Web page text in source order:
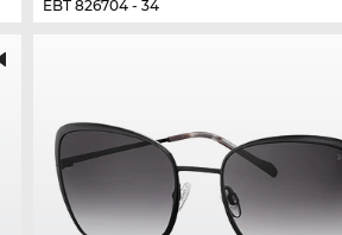
EBT 826704 - 34